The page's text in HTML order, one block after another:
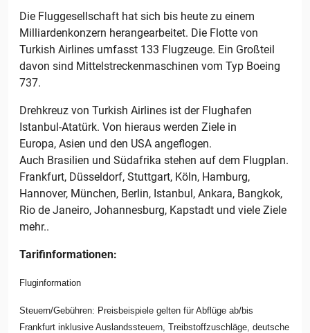
Die Fluggesellschaft hat sich bis heute zu einem
Milliardenkonzern herangearbeitet. Die Flotte von
Turkish Airlines umfasst 133 Flugzeuge. Ein Großteil
davon sind Mittelstreckenmaschinen vom Typ Boeing
737.
Drehkreuz von Turkish Airlines ist der Flughafen
Istanbul-Atatürk. Von hieraus werden Ziele in
Europa, Asien und den USA angeflogen.
Auch Brasilien und Südafrika stehen auf dem Flugplan.
Frankfurt, Düsseldorf, Stuttgart, Köln, Hamburg,
Hannover, München, Berlin, Istanbul, Ankara, Bangkok,
Rio de Janeiro, Johannesburg, Kapstadt und viele Ziele
mehr..
Tarifinformationen:
Fluginformation
Steuern/Gebühren: Preisbeispiele gelten für Abflüge ab/bis
Frankfurt inklusive Auslandssteuern, Treibstoffzuschläge, deutsche